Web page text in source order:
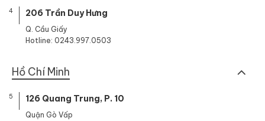
4 206 Trần Duy Hưng
Q. Cầu Giấy
Hotline: 0243.997.0503
Hồ Chí Minh
5 126 Quang Trung, P. 10
Quận Gò Vấp